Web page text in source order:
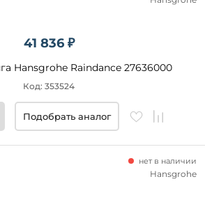
41 836 ₽
Hansgrohe Raindance 27636000
Код: 353524
Подобрать аналог
нет в наличии
Hansgrohe